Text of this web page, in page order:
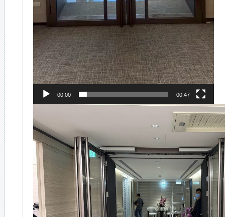
00:00 00:47